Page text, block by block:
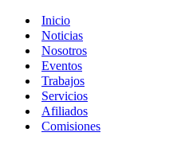
Inicio
Noticias
Nosotros
Eventos
Trabajos
Servicios
Afiliados
Comisiones